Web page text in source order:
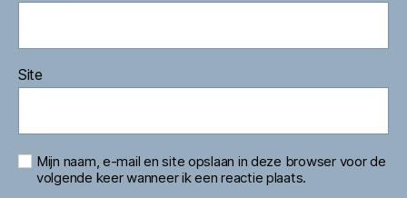
Site
Mijn naam, e-mail en site opslaan in deze browser voor de
volgende keer wanneer ik een reactie plaats.